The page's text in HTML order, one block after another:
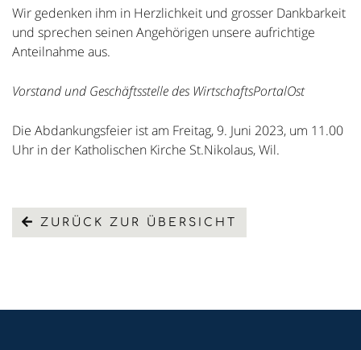
Wir gedenken ihm in Herzlichkeit und grosser Dankbarkeit
und sprechen seinen Angehörigen unsere aufrichtige
Anteilnahme aus.
Vorstand und Geschäftsstelle des WirtschaftsPortalOst
Die Abdankungsfeier ist am Freitag, 9. Juni 2023, um 11.00
Uhr in der Katholischen Kirche St.Nikolaus, Wil.
ZURÜCK ZUR ÜBERSICHT